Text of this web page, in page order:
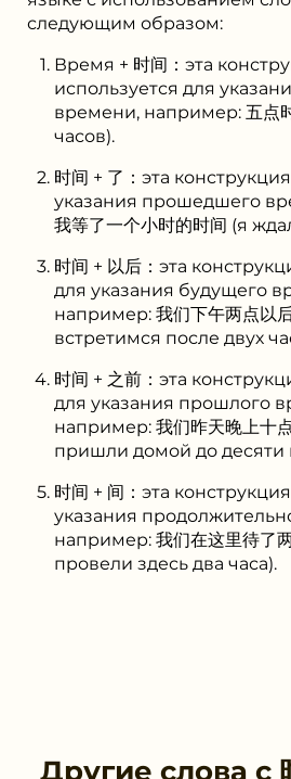
следующим образом:
Время + 时间：эта
используется для
времени, например: 五点
часов).
时间 + 了：эта
указания прошедшего
我等了一个小时的时间 (я
时间 + 以后：эта
для указания будущего
например: 我们下午两点以
встретимся после двух
时间 + 之前：эта
для указания прошлого
например: 我们昨天晚上十
пришли домой до десяти
时间 + 间：эта
указания
например: 我们在这里待了
провели здесь два часа).
Другие слова с